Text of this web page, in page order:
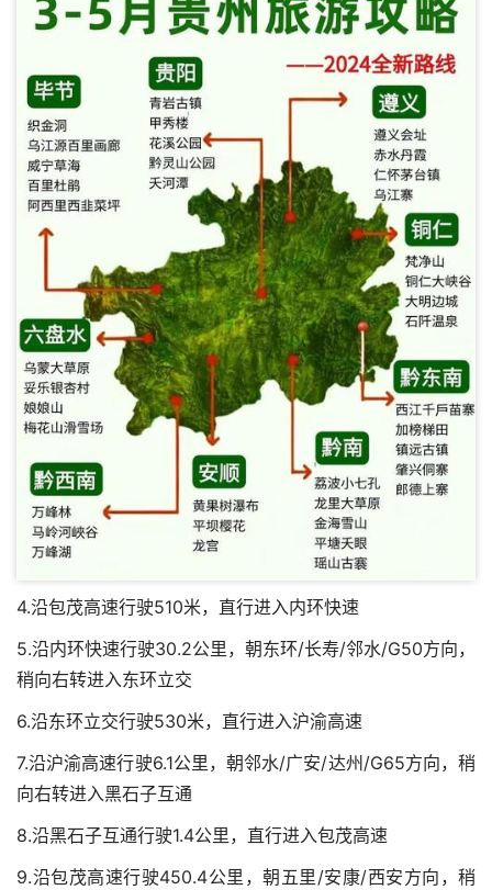
4.沿包茂高速行驶510米，直行进入内环快速
5.沿内环快速行驶30.2公里，朝东环/长寿/邻水/G50方向，
稍向右转进入东环立交
6.沿东环立交行驶530米，直行进入沪渝高速
7.沿沪渝高速行驶6.1公里，朝邻水/广安/达州/G65方向，稍
向右转进入黑石子互通
8.沿黑石子互通行驶1.4公里，直行进入包茂高速
9.沿包茂高速行驶450.4公里，朝五里/安康/西安方向，稍